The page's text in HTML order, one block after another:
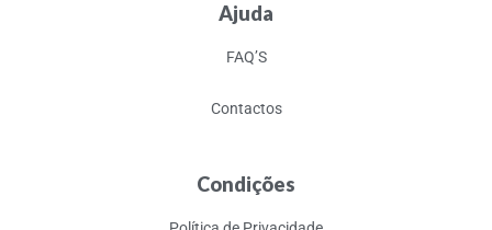
Ajuda
FAQ’S
Contactos
Condições